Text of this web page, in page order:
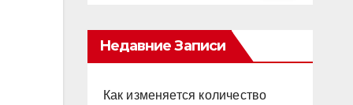
Недавние Записи
Как изменяется количество